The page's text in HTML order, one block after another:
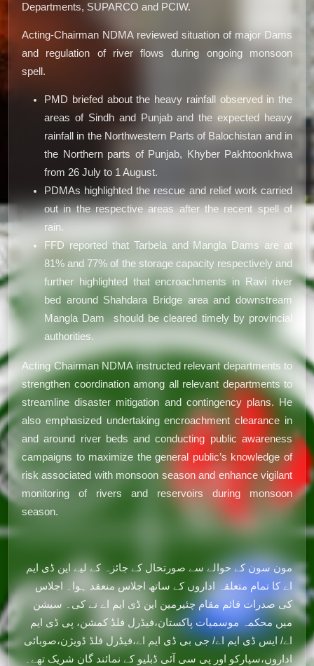
Departments, SUPARCO and PCIW.
Acting-Chairman NDMA reviewed situation of major Dams
and regulation of river flows during ongoing monsoon
spell.
PMD briefed about the heavy rainfall observed in the
areas of Sindh and Punjab and the expected heavy
rainfall in the Northwestern Parts of Balochistan and in
the Northern parts of Punjab, Khyber Pakhtoonkhwa
from 26 July to 1 August.
PDMAs highlighted the rescue and relief work carried
out in the respective areas after the recent spell of
rain.
FFD reported that Tarbela and Mangla Dams are at
81% and 77% of the storage capacity respectively and
further highlighted that encroachments in Ravi river
bed around Shahdara Bridge area and downstream
Mangla Dam should be cleared timely by provincial
authorities.
Acting Chairman NDMA instructed relevant departments to
strengthen coordination among all relevant departments to
streamline disaster mitigation and contingency plans. He
also emphasized undertaking encroachment clearance in
and around river beds and conducting public awareness
campaigns to maximize the general public’s knowledge of
risk associated with monsoon season and enhance vigilant
monitoring of rivers and reservoirs during monsoon
season.
مون سون کے حوالے سے صورتحال کے جائزہ کے لیے این ڈی ایم
اے کا تمام متعلقہ اداروں کے ساتھ اجلاس منعقد ہوا۔ اجلاس
کی صدرات قائم مقام چئیرمین این ڈی ایم اے نے کی۔ سیشن
میں محکمہ موسمیات پاکستان،فیڈرل فلڈ کمشن، پی ڈی ایم
اے/ ایس ڈی ایم اے/ جی بی ڈی ایم اے،فیڈرل فلڈ ڈویژن،صوبائی
اداروں،سپارکو اور پی سی آئی ڈبلیو کے نمائند گان شریک تھے۔